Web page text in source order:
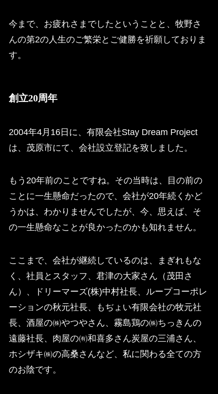
今まで、お疲れさまでしたということと、牧野さ
んの第2の人生のご繁栄とご健勝を祈願しておりま
す。
創立20周年
2004年4月16日に、有限会社Stay Dream Project
は、茂原市にて、会社設立登記を致しました。
もう20年前のことですね。その当時は、目の前の
ことに一生懸命だったので、会社が20年続くかど
うかは、わかりませんでしたが、今、思えば、そ
の一生懸命なことが良かったのかも知れません。
ここまで、会社が継続しているのは、まぎれもな
く、社員とスタッフ、君津の大家さん（茂田さ
ん）、ドリーマーズ(株)中村社長、ループコーポレ
ーションの秋元社長、もぢょい有限会社の牧元社
長、酒屋の㈱やつやさん、霧島鶏の㈱ちっきんの
遠藤社長、肉屋の㈲和喜多さん炭屋の三浦さん、
ホシザキ㈱の高桑さんなど、私に関わる全ての方
のお陰です。